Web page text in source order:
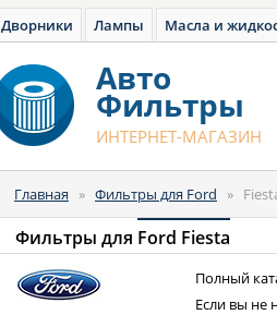
Дворники Лампы Масла и
Авто
Фильтры
ИНТЕРНЕТ-МАГАЗИН
Главная » Фильтры для Ford »
Фильтры для Ford Fiesta
Полный
Если вы не